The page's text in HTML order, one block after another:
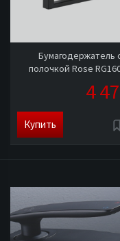
Бумагодержатель
полочкой Rose
4
Купить